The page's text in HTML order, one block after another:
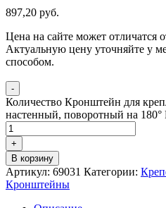
897,20 руб.
Цена на сайте может отличатся
Актуальную цену уточняйте у
способом.
-
Количество Кронштейн для
настенный, поворотный на 180°
+
В корзину
Артикул: 69031 Категории:
Кронштейны